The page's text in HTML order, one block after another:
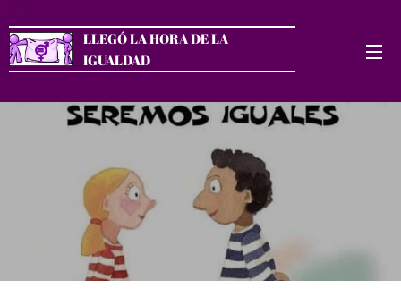
LLEGÓ LA HORA DE LA
IGUALDAD